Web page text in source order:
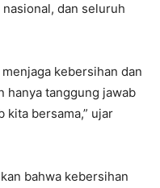
dan seluruh
kebersihan dan
hanya tanggung jawab
kita bersama,” ujar
bahwa kebersihan